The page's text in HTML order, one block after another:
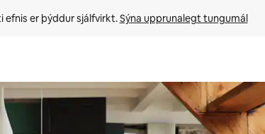
efnis er þýddur sjálfvirkt. Sýna upprunalegt tungumál